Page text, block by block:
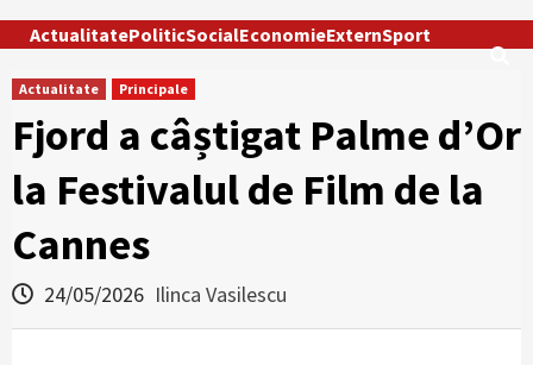
ActualitatePoliticSocialEconomieExternSport
Actualitate Principale
Fjord a câștigat Palme d’Or
la Festivalul de Film de la
Cannes
24/05/2026 Ilinca Vasilescu